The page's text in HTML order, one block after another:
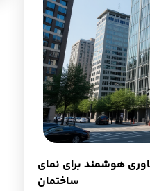
هوشمند برای نمای
ساختمان